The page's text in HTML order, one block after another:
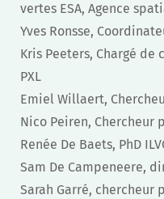
vertes ESA, Agence
Yves Ronsse,
Kris Peeters, Chargé
PXL
Emiel Willaert,
Nico Peiren, Chercheur
Renée De Baets, PhD
Sam De Campeneere,
Sarah Garré, chercheur